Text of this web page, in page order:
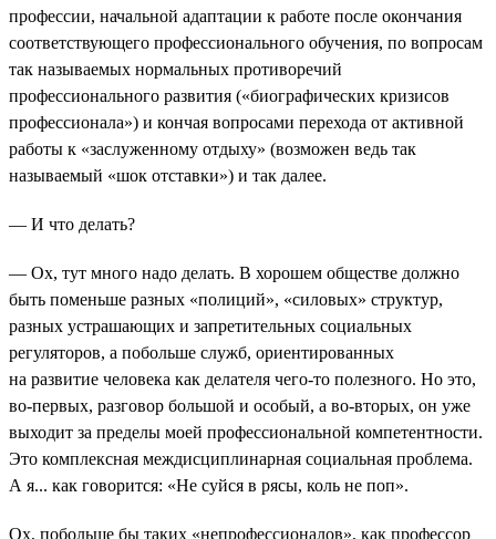
профессии, начальной адаптации к работе после окончания
соответствующего профессионального обучения, по вопросам
так называемых нормальных противоречий
профессионального развития («биографических кризисов
профессионала») и кончая вопросами перехода от активной
работы к «заслуженному отдыху» (возможен ведь так
называемый «шок отставки») и так далее.
— И что делать?
— Ох, тут много надо делать. В хорошем обществе должно
быть поменьше разных «полиций», «силовых» структур,
разных устрашающих и запретительных социальных
регуляторов, а побольше служб, ориентированных
на развитие человека как делателя чего-то полезного. Но это,
во-первых, разговор большой и особый, а во-вторых, он уже
выходит за пределы моей профессиональной компетентности.
Это комплексная междисциплинарная социальная проблема.
А я... как говорится: «Не суйся в рясы, коль не поп».
Ох, побольше бы таких «непрофессионалов», как профессор